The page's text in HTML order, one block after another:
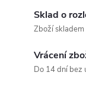
Sklad o
Zboží
Vrácení
Do 14 dní bez